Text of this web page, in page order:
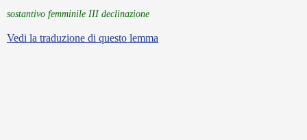
sostantivo femminile III declinazione
Vedi la traduzione di questo lemma